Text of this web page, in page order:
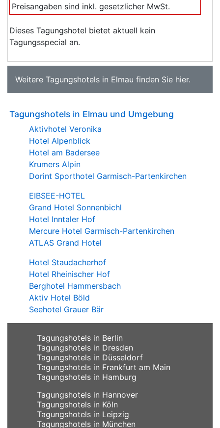
Preisangaben sind inkl. gesetzlicher MwSt.
Dieses Tagungshotel bietet aktuell kein
Tagungsspecial an.
Weitere Tagungshotels in Elmau finden Sie hier.
Tagungshotels in Elmau und Umgebung
Aktivhotel Veronika
Hotel Alpenblick
Hotel am Badersee
Krumers Alpin
Dorint Sporthotel Garmisch-Partenkirchen
EIBSEE-HOTEL
Grand Hotel Sonnenbichl
Hotel Inntaler Hof
Mercure Hotel Garmisch-Partenkirchen
ATLAS Grand Hotel
Hotel Staudacherhof
Hotel Rheinischer Hof
Berghotel Hammersbach
Aktiv Hotel Böld
Seehotel Grauer Bär
Tagungshotels in Berlin
Tagungshotels in Dresden
Tagungshotels in Düsseldorf
Tagungshotels in Frankfurt am Main
Tagungshotels in Hamburg
Tagungshotels in Hannover
Tagungshotels in Köln
Tagungshotels in Leipzig
Tagungshotels in München